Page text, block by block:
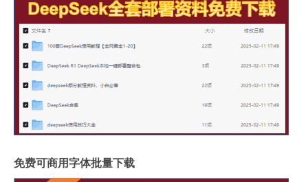
免费可商用字体批量下载